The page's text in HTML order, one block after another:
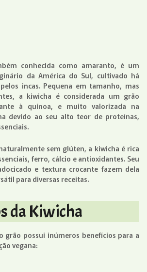
conhecida como amaranto, é um
da América do Sul, cultivado há
incas. Pequena em tamanho, mas
a kiwicha é considerada um grão
à quinoa, e muito valorizada na
devido ao seu alto teor de proteínas,
sem glúten, a kiwicha é rica
ferro, cálcio e antioxidantes. Seu
e textura crocante fazem dela
para diversas receitas.
da Kiwicha
grão possui inúmeros benefícios para a
vegana: